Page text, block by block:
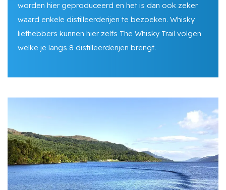
worden hier geproduceerd en het is dan ook zeker
waard enkele distilleerderijen te bezoeken. Whisky
liefhebbers kunnen hier zelfs The Whisky Trail volgen
welke je langs 8 distilleerderijen brengt.